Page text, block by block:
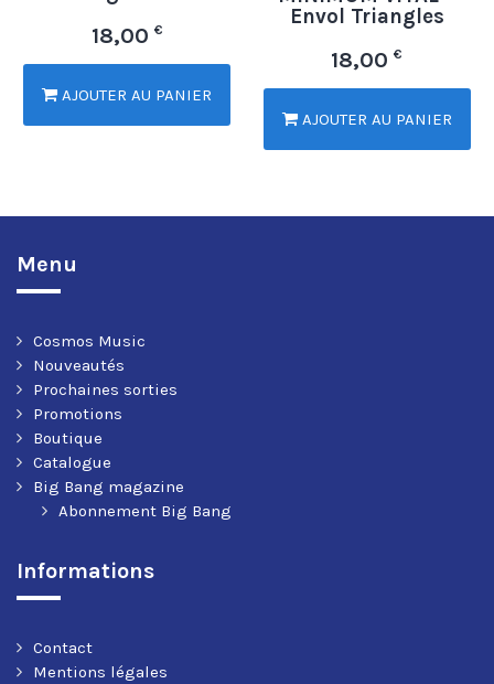
18,00 €
AJOUTER AU PANIER
Envol Triangles
18,00€
AJOUTER AU PANIER
Menu
Cosmos Music
Nouveautés
Prochaines sorties
Promotions
Boutique
Catalogue
Big Bang magazine
Abonnement Big Bang
Informations
Contact
Mentions légales